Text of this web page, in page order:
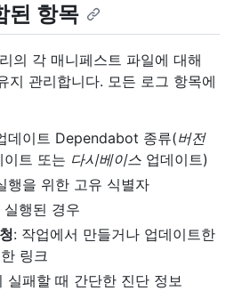
된 항목
의 각 매니페스트 파일에 대해
지 관리합니다. 모든 로그 항목에
데이트 Dependabot 종류(버전
트 또는 다시베이스 업데이트)
행을 위한 고유 식별자
실행된 경우
: 작업에서 만들거나 업데이트한
링크
실패할 때 간단한 진단 정보